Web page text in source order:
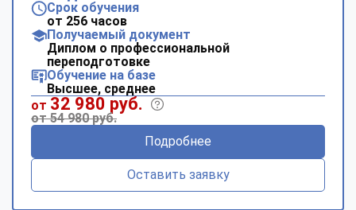
Срок обучения
от 256 часов
Получаемый документ
Диплом о профессиональной
переподготовке
Обучение на базе
Высшее, среднее
от 32 980 руб.
от 54 980 руб.
Подробнее
Оставить заявку